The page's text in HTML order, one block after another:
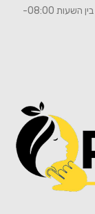
שעות הפעילות של בית המרקחת : בימי ראשון עד חמישי בין השעות 08:00-